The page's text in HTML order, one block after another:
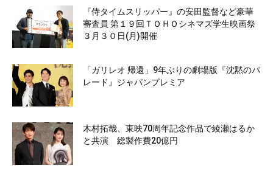
『侍タイムスリッパー』の安田監督など豪華
審査員 第１９回ＴＯＨＯシネマズ学生映画祭
３月３０日(月)開催
「ガリレオ 帰還」9年ぶりの劇場版『沈黙のパ
レード』ジャパンプレミア
木村拓哉、東映70周年記念作品で綾瀬はるか
と共演 総製作費20億円